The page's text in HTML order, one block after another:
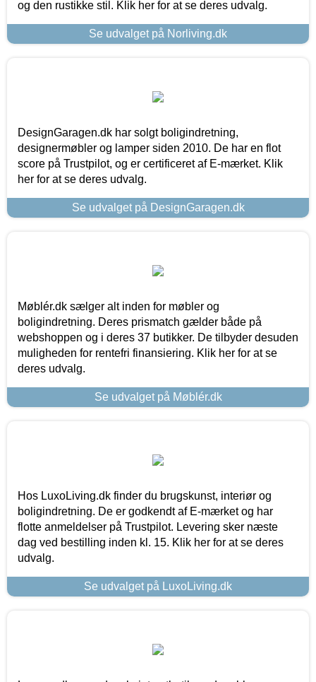
og den rustikke stil. Klik her for at se deres udvalg.
Se udvalget på Norliving.dk
DesignGaragen.dk har solgt boligindretning,
designermøbler og lamper siden 2010. De har en flot
score på Trustpilot, og er certificeret af E-mærket. Klik
her for at se deres udvalg.
Se udvalget på DesignGaragen.dk
Møblér.dk sælger alt inden for møbler og
boligindretning. Deres prismatch gælder både på
webshoppen og i deres 37 butikker. De tilbyder desuden
muligheden for rentefri finansiering. Klik her for at se
deres udvalg.
Se udvalget på Møblér.dk
Hos LuxoLiving.dk finder du brugskunst, interiør og
boligindretning. De er godkendt af E-mærket og har
flotte anmeldelser på Trustpilot. Levering sker næste
dag ved bestilling inden kl. 15. Klik her for at se deres
udvalg.
Se udvalget på LuxoLiving.dk